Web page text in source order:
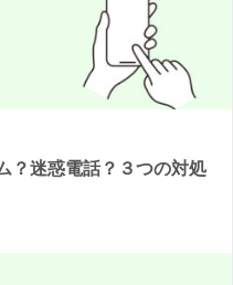
？迷惑電話？３つの対処